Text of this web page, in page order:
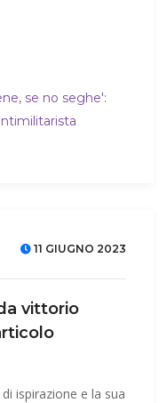
se no seghe':
11 GIUGNO 2023
vittorio
ispirazione e la sua